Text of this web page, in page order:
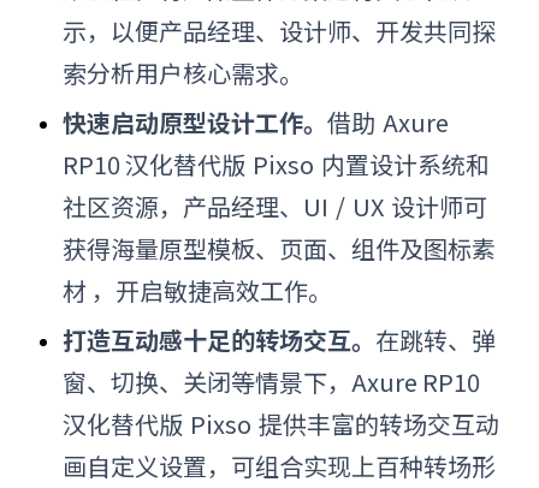
示，以便产品经理、设计师、开发共同探
索分析用户核心需求。
快速启动原型设计工作。 借助 Axure
RP10汉化替代版 Pixso 内置设计系统和
社区资源，产品经理、UI / UX 设计师可
获得海量原型模板、页面、组件及图标素
材 ，开启敏捷高效工作。
打造互动感十足的转场交互。 在跳转、弹
窗、切换、关闭等情景下，Axure RP10
汉化替代版 Pixso 提供丰富的转场交互动
画自定义设置，可组合实现上百种转场形